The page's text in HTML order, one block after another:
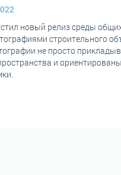
новый релиз среды
строительного
не просто
и